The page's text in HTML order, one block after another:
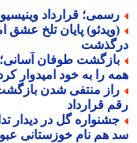
قرارداد وینیسیوس با رئال تا
پایان تلخ عشق
طوفان آسانی؛
را به خود امیدوار کرد
منتفی شدن بازگشت
قرارداد
گل در دیدار
هم نام خوزستانی عبور